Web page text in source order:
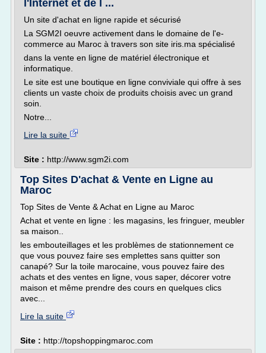
l'Internet et de l ...
Un site d'achat en ligne rapide et sécurisé
La SGM2I oeuvre activement dans le domaine de l'e-
commerce au Maroc à travers son site iris.ma spécialisé
dans la vente en ligne de matériel électronique et
informatique.
Le site est une boutique en ligne conviviale qui offre à ses
clients un vaste choix de produits choisis avec un grand
soin.
Notre...
Lire la suite
Site : http://www.sgm2i.com
Top Sites D'achat & Vente en Ligne au
Maroc
Top Sites de Vente & Achat en Ligne au Maroc
Achat et vente en ligne : les magasins, les fringuer, meubler
sa maison..
les embouteillages et les problèmes de stationnement ce
que vous pouvez faire ses emplettes sans quitter son
canapé? Sur la toile marocaine, vous pouvez faire des
achats et des ventes en ligne, vous saper, décorer votre
maison et même prendre des cours en quelques clics
avec...
Lire la suite
Site : http://topshoppingmaroc.com